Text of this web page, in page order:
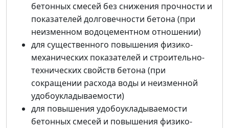
бетонных смесей без снижения прочности и
показателей долговечности бетона (при
неизменном водоцементном отношении)
для существенного повышения физико-
механических показателей и строительно-
технических свойств бетона (при
сокращении расхода воды и неизменной
удобоукладываемости)
для повышения удобоукладываемости
бетонных смесей и повышения физико-